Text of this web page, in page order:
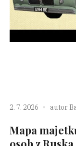
2. 7. 2026 autor
Mapa